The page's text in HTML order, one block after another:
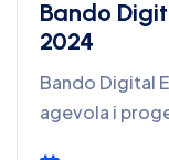
Bando
2024
Bando Digital
agevola i